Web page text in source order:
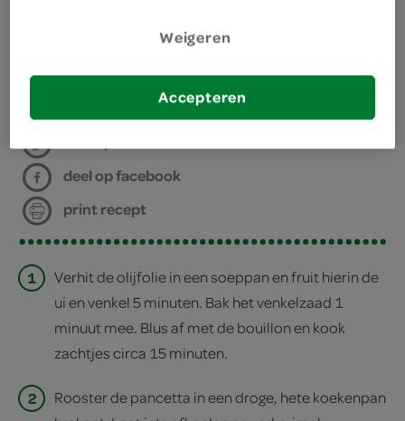
bereiden
deel op facebook
print recept
1
Verhit de olijfolie in een soeppan en fruit hierin de
ui en venkel 5 minuten. Bak het venkelzaad 1
minuut mee. Blus af met de bouillon en kook
zachtjes circa 15 minuten.
2
Rooster de pancetta in een droge, hete koekenpan
Weigeren
Accepteren